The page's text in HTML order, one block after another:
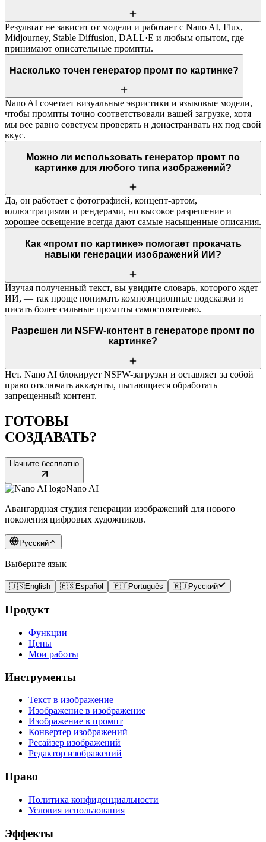
Результат не зависит от модели и работает с Nano AI, Flux,
Midjourney, Stable Diffusion, DALL·E и любым опытом, где
принимают описательные промпты.
Насколько точен генератор промт по картинке?
Nano AI сочетает визуальные эвристики и языковые модели,
чтобы промпты точно соответствовали вашей загрузке, хотя
мы все равно советуем проверять и донастраивать их под свой
вкус.
Можно ли использовать генератор промт по
картинке для любого типа изображений?
Да, он работает с фотографией, концепт-артом,
иллюстрациями и рендерами, но высокое разрешение и
хорошее освещение всегда дают самые насыщенные описания.
Как «промт по картинке» помогает прокачать
навыки генерации изображений ИИ?
Изучая полученный текст, вы увидите словарь, которого ждет
ИИ, — так проще понимать композиционные подсказки и
писать более сильные промпты самостоятельно.
Разрешен ли NSFW-контент в генераторе промт по
картинке?
Нет. Nano AI блокирует NSFW-загрузки и оставляет за собой
право отключать аккаунты, пытающиеся обработать
запрещенный контент.
ГОТОВЫ
СОЗДАВАТЬ?
Начните бесплатно
Nano AI
Авангардная студия генерации изображений для нового
поколения цифровых художников.
Русский
Выберите язык
🇺🇸English 🇪🇸Español 🇵🇹Português 🇷🇺Русский
Продукт
Функции
Цены
Мои работы
Инструменты
Текст в изображение
Изображение в изображение
Изображение в промпт
Конвертер изображений
Ресайзер изображений
Редактор изображений
Право
Политика конфиденциальности
Условия использования
Эффекты